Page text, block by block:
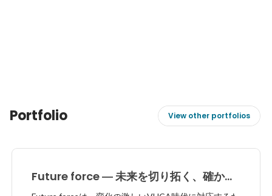
Portfolio View other portfolios
Future force ― 未来を切り拓く、確かな